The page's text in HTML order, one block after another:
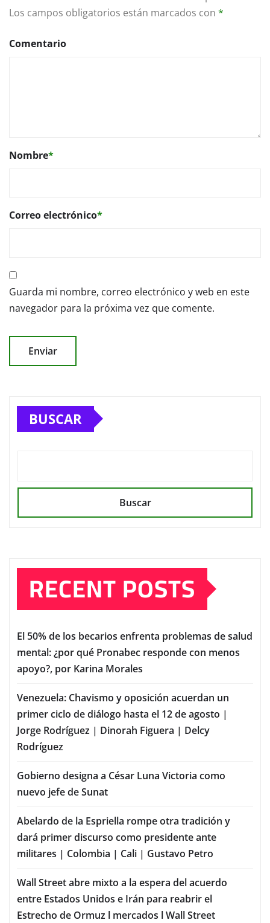
Los campos obligatorios están marcados con *
Comentario
Nombre*
Correo electrónico*
Guarda mi nombre, correo electrónico y web en este
navegador para la próxima vez que comente.
BUSCAR
Buscar
RECENT POSTS
El 50% de los becarios enfrenta problemas de salud
mental: ¿por qué Pronabec responde con menos
apoyo?, por Karina Morales
Venezuela: Chavismo y oposición acuerdan un
primer ciclo de diálogo hasta el 12 de agosto |
Jorge Rodríguez | Dinorah Figuera | Delcy
Rodríguez
Gobierno designa a César Luna Victoria como
nuevo jefe de Sunat
Abelardo de la Espriella rompe otra tradición y
dará primer discurso como presidente ante
militares | Colombia | Cali | Gustavo Petro
Wall Street abre mixto a la espera del acuerdo
entre Estados Unidos e Irán para reabrir el
Estrecho de Ormuz l mercados l Wall Street